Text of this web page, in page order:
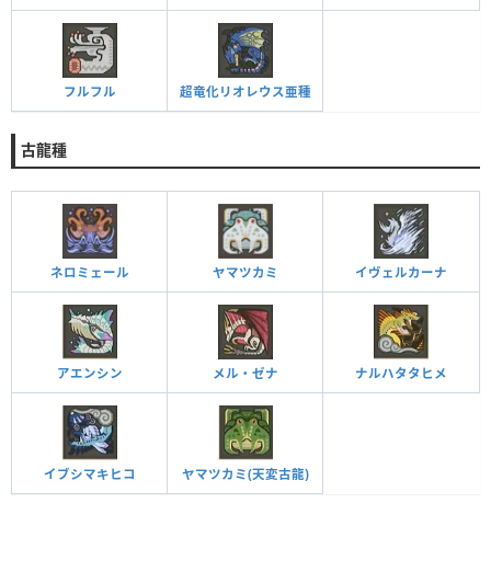
フルフル 超竜化リオレウス亜種
古龍種
ネロミェール ヤマツカミ イヴェルカーナ
アエンシン メル・ゼナ ナルハタタヒメ
イブシマキヒコ ヤマツカミ(天変古龍)